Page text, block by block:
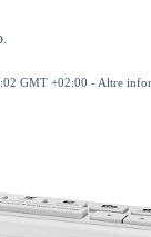
GMT +02:00 - Altre